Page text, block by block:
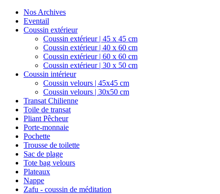
Nos Archives
Eventail
Coussin extérieur
Coussin extérieur | 45 x 45 cm
Coussin extérieur | 40 x 60 cm
Coussin extérieur | 60 x 60 cm
Coussin extérieur | 30 x 50 cm
Coussin intérieur
Coussin velours | 45x45 cm
Coussin velours | 30x50 cm
Transat Chilienne
Toile de transat
Pliant Pêcheur
Porte-monnaie
Pochette
Trousse de toilette
Sac de plage
Tote bag velours
Plateaux
Nappe
Zafu - coussin de méditation